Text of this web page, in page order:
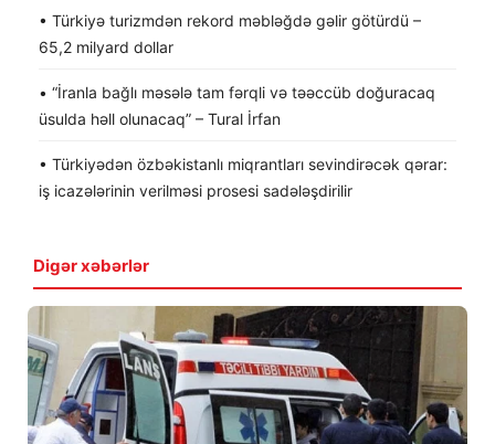
• Türkiyə turizmdən rekord məbləğdə gəlir götürdü –
65,2 milyard dollar
• “İranla bağlı məsələ tam fərqli və təəccüb doğuracaq
üsulda həll olunacaq” – Tural İrfan
• Türkiyədən özbəkistanlı miqrantları sevindirəcək qərar:
iş icazələrinin verilməsi prosesi sadələşdirilir
Digər xəbərlər